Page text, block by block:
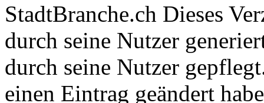
StadtBranche.ch Dieses
durch seine Nutzer
durch seine Nutzer
einen Eintrag geändert